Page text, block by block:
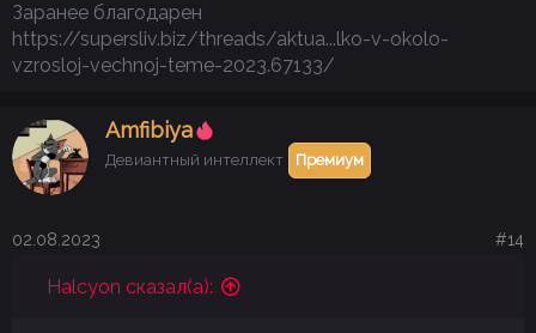
Заранее благодарен
https://supersliv.biz/threads/aktua...lko-v-okolo-
vzrosloj-vechnoj-teme-2023.67133/
Аmfibiya
Девиантный интеллект Премиум
02.08.2023 #14
Halcyon сказал(а):